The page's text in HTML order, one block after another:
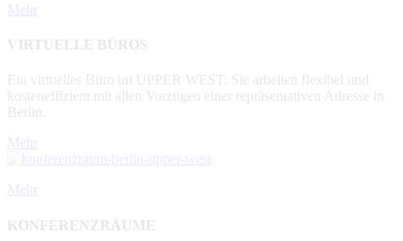
Mehr
VIRTUELLE BÜROS
Ein virtuelles Büro im UPPER WEST: Sie arbeiten flexibel und
kosteneffizient mit allen Vorzügen einer repräsentativen Adresse in
Berlin.
Mehr
Mehr
KONFERENZRÄUME